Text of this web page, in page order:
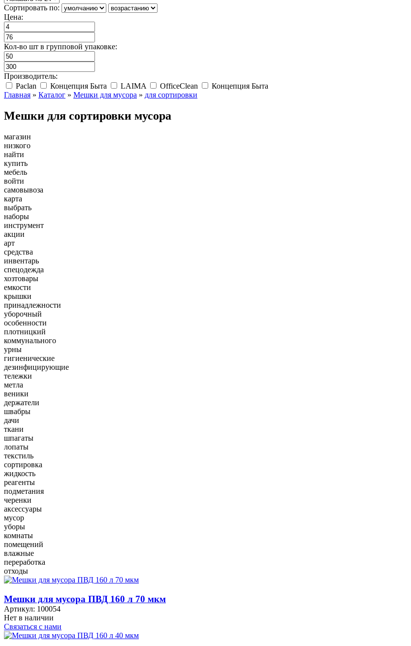
Сортировать по:
Цена:
Кол-во шт в групповой упаковке:
Производитель:
Paclan
Концепция Быта LAIMA OfficeClean
Концепция Быта
Главная » Каталог » Мешки для мусора » для сортировки
Мешки для сортировки мусора
магазин
низкого
найти
купить
мебель
войти
самовывоза
карта
выбрать
наборы
инструмент
акции
арт
средства
инвентарь
спецодежда
хозтовары
емкости
крышки
принадлежности
уборочный
особенности
плотницкий
коммунального
урны
гигиенические
дезинфицирующие
тележки
метла
веники
держатели
швабры
дачи
ткани
шпагаты
лопаты
текстиль
сортировка
жидкость
реагенты
подметания
черенки
аксессуары
мусор
уборы
комнаты
помещений
влажные
переработка
отходы
Мешки для мусора ПВД 160 л 70 мкм
Артикул: 100054
Нет в наличии
Связаться с нами